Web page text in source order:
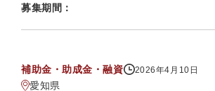
募集期間：
補助金・助成金・融資 2026年4月10日
愛知県